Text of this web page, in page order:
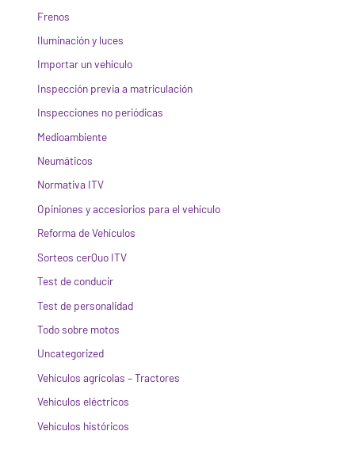
Frenos
Iluminación y luces
Importar un vehículo
Inspección previa a matriculación
Inspecciones no periódicas
Medioambiente
Neumáticos
Normativa ITV
Opiniones y accesiorios para el vehículo
Reforma de Vehículos
Sorteos cerQuo ITV
Test de conducir
Test de personalidad
Todo sobre motos
Uncategorized
Vehículos agrícolas – Tractores
Vehículos eléctricos
Vehículos históricos